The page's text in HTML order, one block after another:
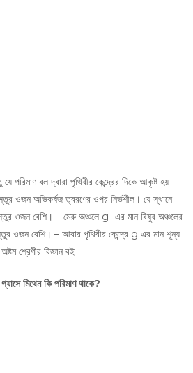
পরিমাণ বল দ্বারা পৃথিবীর কেন্দ্রের দিকে আকৃষ্ট হয়
ওজন অভিকর্ষজ ত্বরণের ওপর নির্ভশীল। যে স্থানে
ওজন বেশি। – মেরু অঞ্চলে g- এর মান বিষুব অঞ্চলের
ওজন বেশি। – আবার পৃথিবীর কেন্দ্রে g এর মান শূন্য
শ্রেণীর বিজ্ঞান বই
মিথেন কি পরিমাণ থাকে?